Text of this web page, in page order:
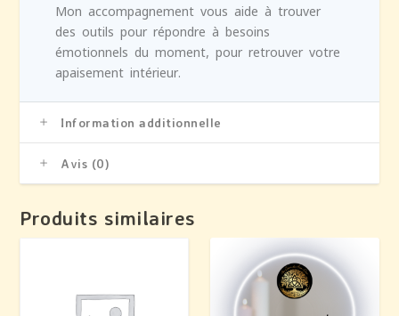
Mon accompagnement vous aide à trouver
des outils pour répondre à besoins
émotionnels du moment, pour retrouver votre
apaisement intérieur.
Information additionnelle
Avis (0)
Produits similaires